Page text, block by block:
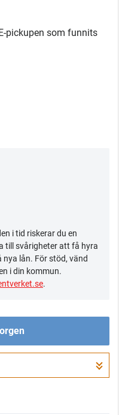
pickupen som funnits
i tid riskerar du en
till svårigheter att få hyra
lån. För stöd, vänd
i din kommun.
.